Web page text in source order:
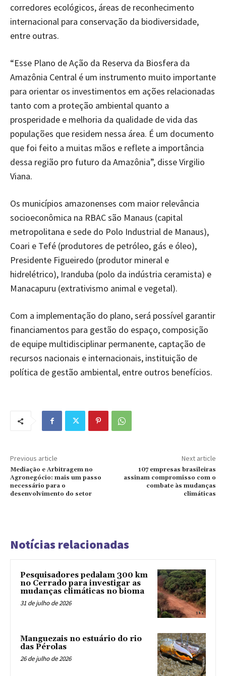
corredores ecológicos, áreas de reconhecimento
internacional para conservação da biodiversidade,
entre outras.
“Esse Plano de Ação da Reserva da Biosfera da
Amazônia Central é um instrumento muito importante
para orientar os investimentos em ações relacionadas
tanto com a proteção ambiental quanto a
prosperidade e melhoria da qualidade de vida das
populações que residem nessa área. É um documento
que foi feito a muitas mãos e reflete a importância
dessa região pro futuro da Amazônia”, disse Virgilio
Viana.
Os municípios amazonenses com maior relevância
socioeconômica na RBAC são Manaus (capital
metropolitana e sede do Polo Industrial de Manaus),
Coari e Tefé (produtores de petróleo, gás e óleo),
Presidente Figueiredo (produtor mineral e
hidrelétrico), Iranduba (polo da indústria ceramista) e
Manacapuru (extrativismo animal e vegetal).
Com a implementação do plano, será possível garantir
financiamentos para gestão do espaço, composição
de equipe multidisciplinar permanente, captação de
recursos nacionais e internacionais, instituição de
política de gestão ambiental, entre outros benefícios.
Previous article
Mediação e Arbitragem no
Agronegócio: mais um passo
necessário para o
desenvolvimento do setor
Next article
107 empresas brasileiras
assinam compromisso com o
combate às mudanças
climáticas
Notícias relacionadas
Pesquisadores pedalam 300 km
no Cerrado para investigar as
mudanças climáticas no bioma
31 de julho de 2026
Manguezais no estuário do rio
das Pérolas
26 de julho de 2026